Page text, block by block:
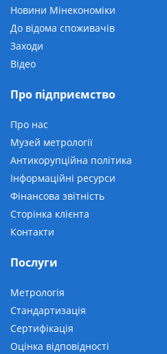
Новини Мінекономіки
До відома споживачів
Заходи
Відео
Про підприємство
Про нас
Музей метрології
Антикорупційна політика
Інформаційні ресурси
Фінансова звітність
Сторінка клієнта
Контакти
Послуги
Метрологія
Стандартизація
Сертифікація
Оцінка відповідності